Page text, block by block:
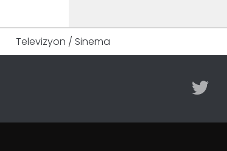
Televizyon / Sinema